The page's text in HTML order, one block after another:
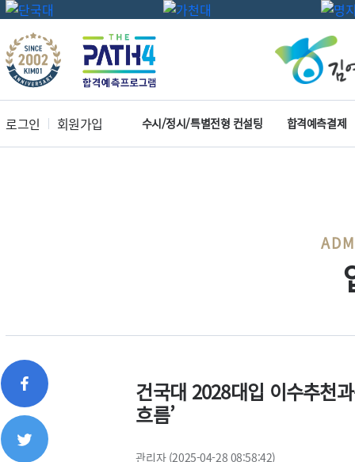
로그인 회원가입 수시/정시/특별전형 컨설팅 합격예측결제
건국대 2028대입 이수추천
흐름’
관리자 (2025-04-28 08:58:42)